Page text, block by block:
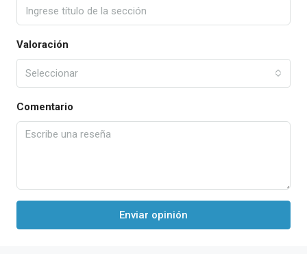
Valoración
Seleccionar
Comentario
Enviar opinión